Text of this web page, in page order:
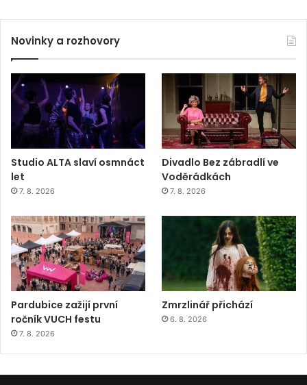
Novinky a rozhovory
Studio ALTA slaví osmnáct
let
7. 8. 2026
Divadlo Bez zábradlí ve
Voděrádkách
7. 8. 2026
Pardubice zažijí první
ročník VUCH festu
7. 8. 2026
Zmrzlinář přichází
6. 8. 2026